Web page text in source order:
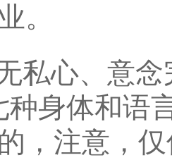
。
私心、意
种身体和语
，注意，